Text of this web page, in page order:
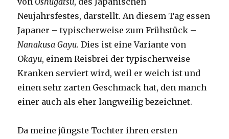
Neujahrsfestes, darstellt. An diesem Tag essen
Japaner – typischerweise zum Frühstück –
Nanakusa Gayu. Dies ist eine Variante von
Okayu, einem Reisbrei der typischerweise
Kranken serviert wird, weil er weich ist und
einen sehr zarten Geschmack hat, den manch
einer auch als eher langweilig bezeichnet.
Da meine jüngste Tochter ihren ersten